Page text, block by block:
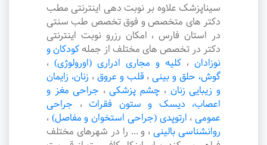
سیناپزشک علاوه بر نوبت دهی اینترنتی مطب
دکتر های متخصص و فوق تخصص طب سنتی
در استان فارس ، امکان رزرو نوبت اینترنتی
دکتر در تخصص های مختلف از جملهکودکان و
نوزادان ، کلیه و مجاری ادراری (اورولوژی) ،
گوش، حلق و بینی ، قلب و عروق ، زنان، زایمان
و زیبایی زنان ، چشم پزشکی ، جراحی مغز و
اعصاب، دیسک و ستون فقرات ، جراحی
عمومی ، ارتوپدی (جراحی استخوان و مفاصل) ،
روانشناسی بالینی ، و ... را در شهرهای مختلف